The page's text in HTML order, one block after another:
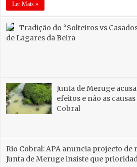
Ler Mais »
Tradição do “Solteiros vs
de Lagares da Beira
Junta de Meruge
efeitos e não as
Cobral
Rio Cobral: APA anuncia projecto de
Junta de Meruge insiste que